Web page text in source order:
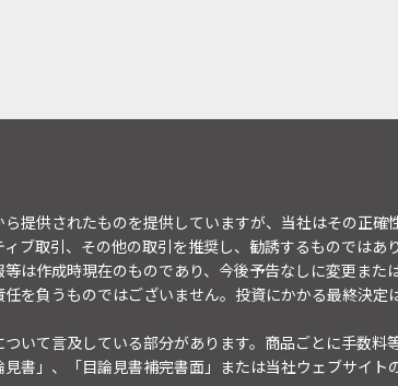
提供されたものを提供していますが、当社はその正
ブ取引、その他の取引を推奨し、勧誘するものでは
は作成時現在のものであり、今後予告なしに変更また
を負うものではございません。投資にかかる最終決
いて言及している部分があります。商品ごとに手数料
書」、「目論見書補完書面」または当社ウェブサイト